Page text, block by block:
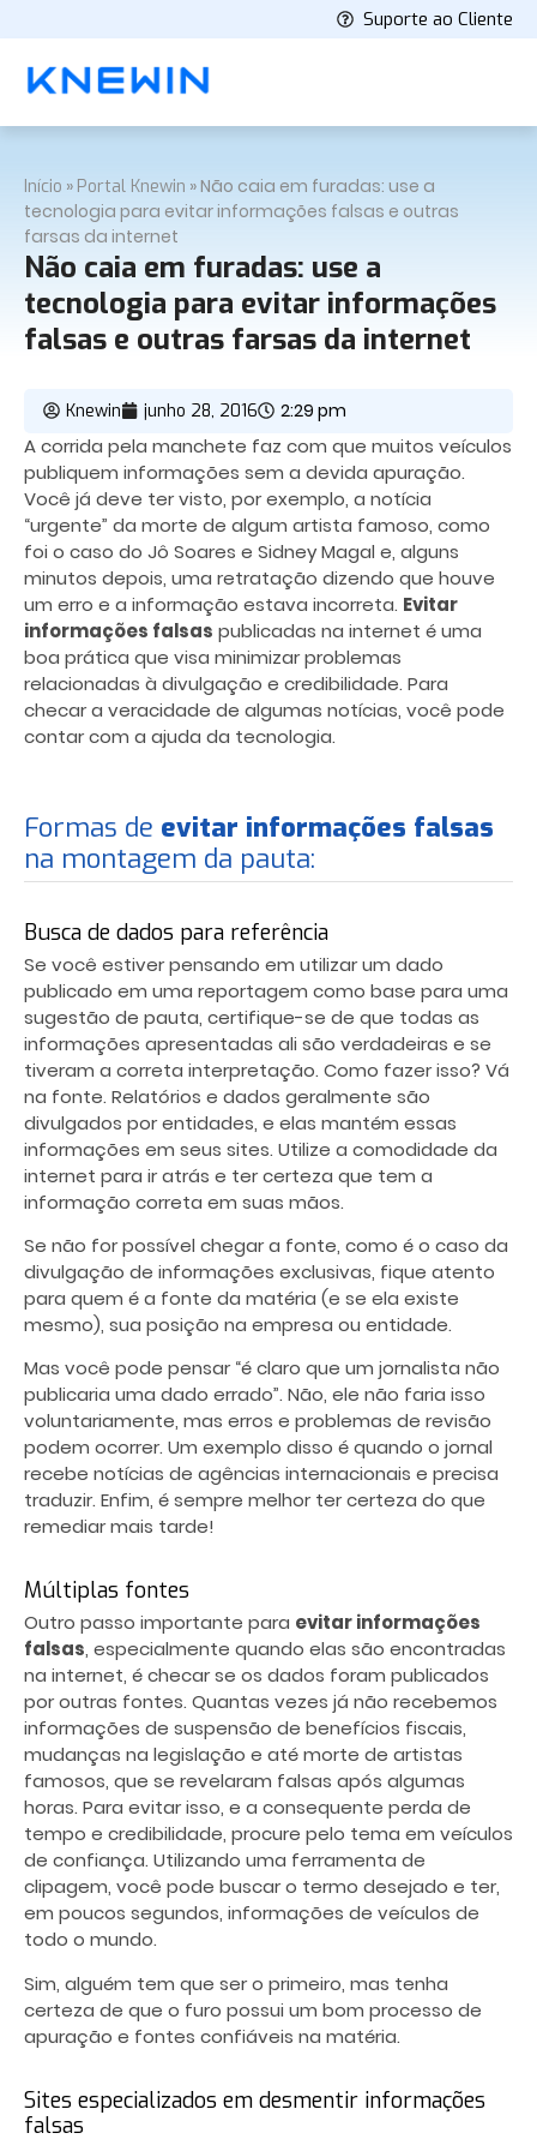
Suporte ao Cliente
Início » Portal Knewin »Não caia em furadas: use a
tecnologia para evitar informações falsas e outras
farsas da internet
Não caia em furadas: use a
tecnologia para evitar informações
falsas e outras farsas da internet
Knewin junho 28, 2016 2:29 pm
A corrida pela manchete faz com que muitos veículos
publiquem informações sem a devida apuração.
Você já deve ter visto, por exemplo, a notícia
“urgente” da morte de algum artista famoso, como
foi o caso do Jô Soares e Sidney Magal e, alguns
minutos depois, uma retratação dizendo que houve
um erro e a informação estava incorreta. Evitar
informações falsas publicadas na internet é uma
boa prática que visa minimizar problemas
relacionadas à divulgação e credibilidade. Para
checar a veracidade de algumas notícias, você pode
contar com a ajuda da tecnologia.
Formas de evitar informações falsas
na montagem da pauta:
Busca de dados para referência
Se você estiver pensando em utilizar um dado
publicado em uma reportagem como base para uma
sugestão de pauta, certifique-se de que todas as
informações apresentadas ali são verdadeiras e se
tiveram a correta interpretação. Como fazer isso? Vá
na fonte. Relatórios e dados geralmente são
divulgados por entidades, e elas mantém essas
informações em seus sites. Utilize a comodidade da
internet para ir atrás e ter certeza que tem a
informação correta em suas mãos.
Se não for possível chegar a fonte, como é o caso da
divulgação de informações exclusivas, fique atento
para quem é a fonte da matéria (e se ela existe
mesmo), sua posição na empresa ou entidade.
Mas você pode pensar “é claro que um jornalista não
publicaria uma dado errado”. Não, ele não faria isso
voluntariamente, mas erros e problemas de revisão
podem ocorrer. Um exemplo disso é quando o jornal
recebe notícias de agências internacionais e precisa
traduzir. Enfim, é sempre melhor ter certeza do que
remediar mais tarde!
Múltiplas fontes
Outro passo importante para evitar informações
falsas, especialmente quando elas são encontradas
na internet, é checar se os dados foram publicados
por outras fontes. Quantas vezes já não recebemos
informações de suspensão de benefícios fiscais,
mudanças na legislação e até morte de artistas
famosos, que se revelaram falsas após algumas
horas. Para evitar isso, e a consequente perda de
tempo e credibilidade, procure pelo tema em veículos
de confiança. Utilizando uma ferramenta de
clipagem, você pode buscar o termo desejado e ter,
em poucos segundos, informações de veículos de
todo o mundo.
Sim, alguém tem que ser o primeiro, mas tenha
certeza de que o furo possui um bom processo de
apuração e fontes confiáveis na matéria.
Sites especializados em desmentir informações
falsas